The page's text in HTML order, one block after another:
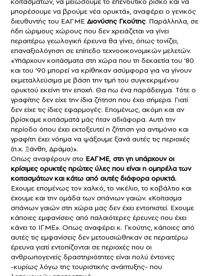
μπορέσουμε να βρούμε νέα ορυκτά», αναφέρει ο γενικός
διευθυντής του ΕΑΓΜΕ Διονύσης Γκούτης. Παράλληλα, σε
ήδη ώριμους χώρους που δεν χρειάζεται να γίνει
περαιτέρω γεωλογική έρευνα θα γίνει, όπως τονίζει,
επαναξιολόγηση σε επίπεδο τεχνοοικονομικών μελετών.
«Υπάρχουν κοιτάσματα στη χώρα που τη δεκαετία του ’80
και του ’90 μπορεί να κρίθηκαν ασύμφορα για να γίνουν
εκμεταλλεύσιμα με βάση την τιμή του συγκεκριμένου
ορυκτού εκείνη την εποχή. Θα πω ένα παράδειγμα. Τότε ο
γραφίτης δεν είχε την ίδια ζήτηση που έχει σήμερα. Γιατί
δεν είχε τις ίδιες εφαρμογές. Επομένως, ακόμη και αν
βρίσκαμε κοιτάσματά μάς ήταν αδιάφορα. Αυτή την
περίοδο όπου έχει εκτοξευτεί η ζήτηση για αντιμόνιο και
γραφίτη έχει νόημα να ψάξουμε ξανά αυτές τις περιοχές
(π.χ. Ξάνθη, Δράμα)».
Οπως αναφέρουν στο ΕΑΓΜΕ, στη γη υπάρχουν οι
κρίσιμες ορυκτές πρώτες ύλες που είναι η ομπρέλα των
κοιτασμάτων και κάτω από αυτές διάφορα ορυκτά.
Εχουμε επομένως τον χαλκό, το νικέλιο, το κοβάλτιο και
έχουμε και την ομάδα των σπάνιων γαιών. «Κοίτασμα
σπάνιων γαιών στη χώρα μας δεν έχει εντοπιστεί. Εχουμε
κάποιες εμφανίσεις από παλαιότερες έρευνες που έχει
κάνει το ΙΓΜΕ». Οπως αναφέρει κ. Γκούτης, κάποιες από
αυτές τις εμφανίσεις δεν μετουσιώθηκαν σε περαιτέρω
έρευνα γιατί εντοπίζονται σε περιοχές που οι
ανθρωπογενείς δραστηριότητες είναι πολύ έντονες
-κυρίως λόγω της τουριστικής ανάπτυξης- που